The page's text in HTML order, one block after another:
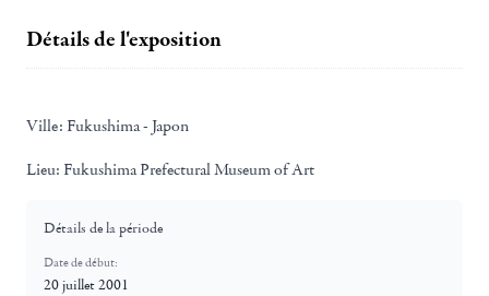
Détails de l'exposition
Ville: Fukushima - Japon
Lieu: Fukushima Prefectural Museum of Art
Détails de la période
Date de début:
20 juillet 2001